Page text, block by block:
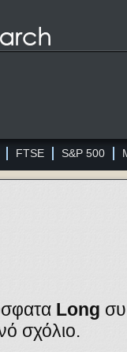
FTSE S&P 500
Long
σχόλιο.